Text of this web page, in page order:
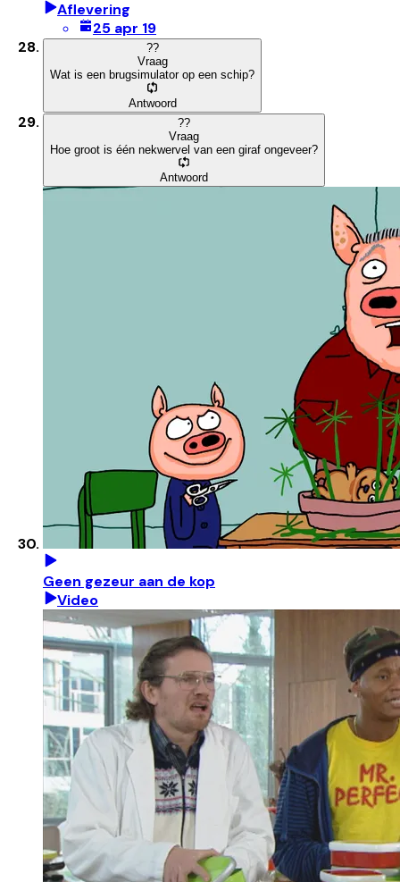
Aflevering
25 apr 19
??
Vraag
Wat is een brugsimulator op een schip?
Antwoord
??
Vraag
Hoe groot is één nekwervel van een giraf ongeveer?
Antwoord
Geen gezeur aan de kop
Video